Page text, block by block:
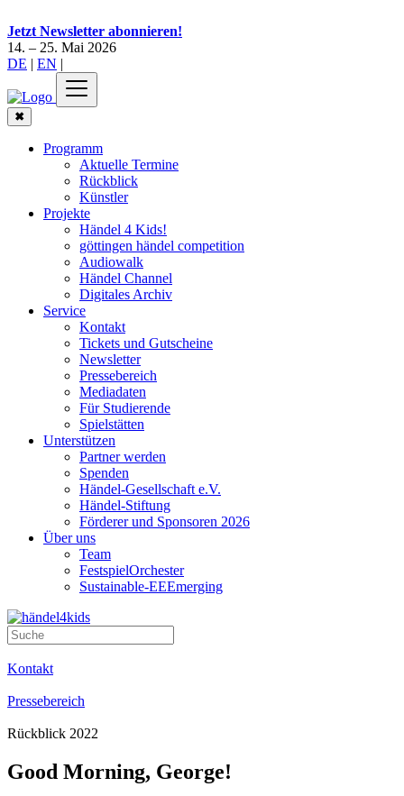
Jetzt Newsletter abonnieren!
14. – 25. Mai 2026
DE | EN |
✖
Programm
Aktuelle Termine
Rückblick
Künstler
Projekte
Händel 4 Kids!
göttingen händel competition
Audiowalk
Händel Channel
Digitales Archiv
Service
Kontakt
Tickets und Gutscheine
Newsletter
Pressebereich
Mediadaten
Für Studierende
Spielstätten
Unterstützen
Partner werden
Spenden
Händel-Gesellschaft e.V.
Händel-Stiftung
Förderer und Sponsoren 2026
Über uns
Team
FestspielOrchester
Sustainable-EEEmerging
Kontakt
Pressebereich
Rückblick 2022
Good Morning, George!